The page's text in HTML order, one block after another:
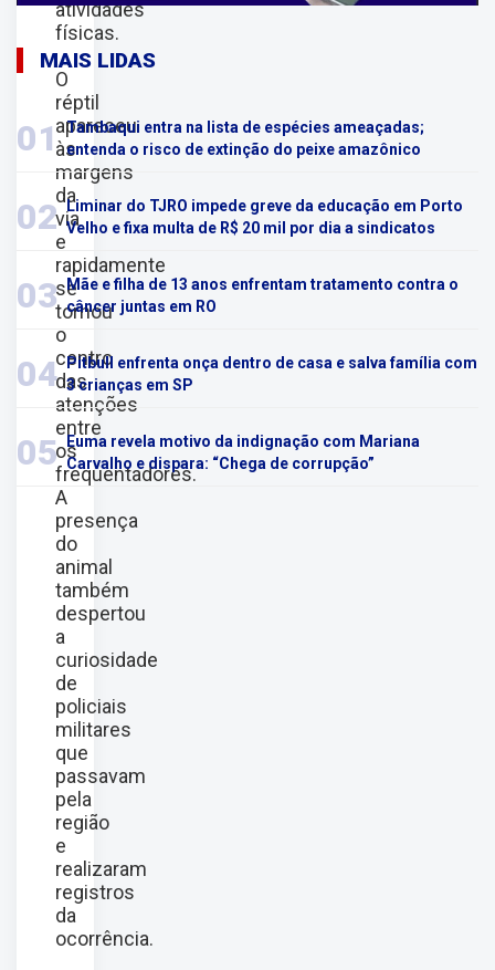
atividades
físicas.
O
réptil
apareceu
às
margens
da
via
e
rapidamente
se
tornou
o
centro
das
atenções
entre
os
frequentadores.
A
presença
do
animal
também
despertou
a
curiosidade
de
policiais
militares
que
passavam
pela
região
e
realizaram
registros
da
ocorrência.
MAIS LIDAS
01 Tambaqui entra na lista de espécies ameaçadas;
entenda o risco de extinção do peixe amazônico
02
Liminar do TJRO impede greve da educação em Porto
Velho e fixa multa de R$ 20 mil por dia a sindicatos
03
Mãe e filha de 13 anos enfrentam tratamento contra o
câncer juntas em RO
04
Pitbull enfrenta onça dentro de casa e salva família com
3 crianças em SP
05
Euma revela motivo da indignação com Mariana
Carvalho e dispara: “Chega de corrupção”